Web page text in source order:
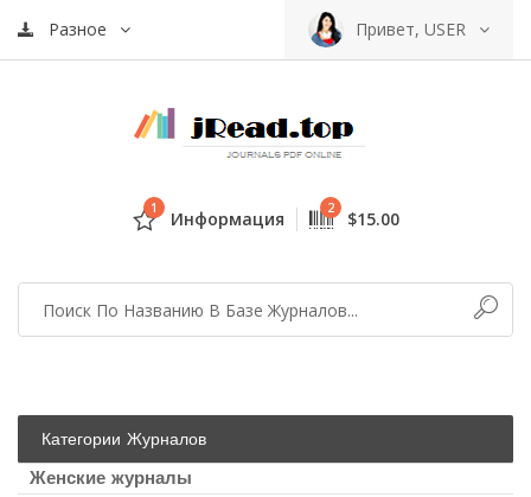
Разное Привет, USER
1 Информация 2 $15.00
Категории Журналов
Женские журналы